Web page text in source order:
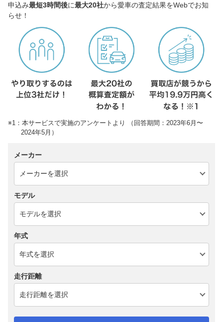
申込み最短3時間後に最大20社から愛車の査定結果をWebでお知
らせ！
※1：本サービスで実施のアンケートより （回答期間：2023年6月〜
2024年5月）
メーカー
モデル
年式
走行距離